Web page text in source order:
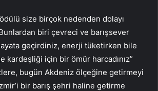
size birçok nedenden dolayı
biri çevreci ve barışsever
geçirdiniz, enerji tüketirken bile
kardeşliği için bir ömür harcadınız”
bugün Akdeniz ölçeğine getirmeyi
bir barış şehri haline getirme